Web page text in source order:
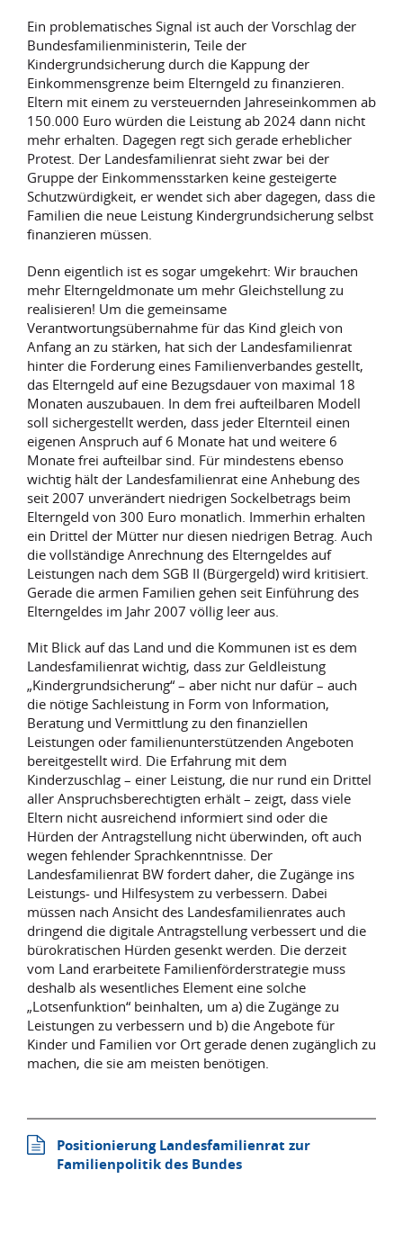
Ein problematisches Signal ist auch der Vorschlag der
Bundesfamilienministerin, Teile der
Kindergrundsicherung durch die Kappung der
Einkommensgrenze beim Elterngeld zu finanzieren.
Eltern mit einem zu versteuernden Jahreseinkommen ab
150.000 Euro würden die Leistung ab 2024 dann nicht
mehr erhalten. Dagegen regt sich gerade erheblicher
Protest. Der Landesfamilienrat sieht zwar bei der
Gruppe der Einkommensstarken keine gesteigerte
Schutzwürdigkeit, er wendet sich aber dagegen, dass die
Familien die neue Leistung Kindergrundsicherung selbst
finanzieren müssen.
Denn eigentlich ist es sogar umgekehrt: Wir brauchen
mehr Elterngeldmonate um mehr Gleichstellung zu
realisieren! Um die gemeinsame
Verantwortungsübernahme für das Kind gleich von
Anfang an zu stärken, hat sich der Landesfamilienrat
hinter die Forderung eines Familienverbandes gestellt,
das Elterngeld auf eine Bezugsdauer von maximal 18
Monaten auszubauen. In dem frei aufteilbaren Modell
soll sichergestellt werden, dass jeder Elternteil einen
eigenen Anspruch auf 6 Monate hat und weitere 6
Monate frei aufteilbar sind. Für mindestens ebenso
wichtig hält der Landesfamilienrat eine Anhebung des
seit 2007 unverändert niedrigen Sockelbetrags beim
Elterngeld von 300 Euro monatlich. Immerhin erhalten
ein Drittel der Mütter nur diesen niedrigen Betrag. Auch
die vollständige Anrechnung des Elterngeldes auf
Leistungen nach dem SGB II (Bürgergeld) wird kritisiert.
Gerade die armen Familien gehen seit Einführung des
Elterngeldes im Jahr 2007 völlig leer aus.
Mit Blick auf das Land und die Kommunen ist es dem
Landesfamilienrat wichtig, dass zur Geldleistung
„Kindergrundsicherung“ – aber nicht nur dafür – auch
die nötige Sachleistung in Form von Information,
Beratung und Vermittlung zu den finanziellen
Leistungen oder familienunterstützenden Angeboten
bereitgestellt wird. Die Erfahrung mit dem
Kinderzuschlag – einer Leistung, die nur rund ein Drittel
aller Anspruchsberechtigten erhält – zeigt, dass viele
Eltern nicht ausreichend informiert sind oder die
Hürden der Antragstellung nicht überwinden, oft auch
wegen fehlender Sprachkenntnisse. Der
Landesfamilienrat BW fordert daher, die Zugänge ins
Leistungs- und Hilfesystem zu verbessern. Dabei
müssen nach Ansicht des Landesfamilienrates auch
dringend die digitale Antragstellung verbessert und die
bürokratischen Hürden gesenkt werden. Die derzeit
vom Land erarbeitete Familienförderstrategie muss
deshalb als wesentliches Element eine solche
„Lotsenfunktion“ beinhalten, um a) die Zugänge zu
Leistungen zu verbessern und b) die Angebote für
Kinder und Familien vor Ort gerade denen zugänglich zu
machen, die sie am meisten benötigen.
Positionierung Landesfamilienrat zur
Familienpolitik des Bundes